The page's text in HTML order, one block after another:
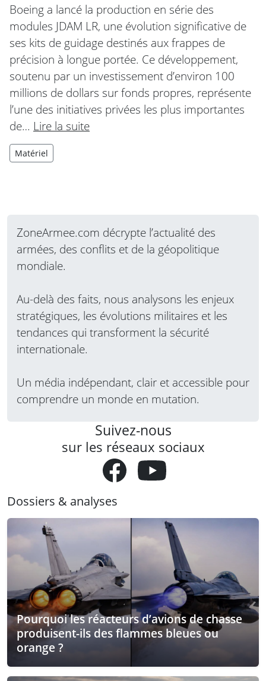
Boeing a lancé la production en série des
modules JDAM LR, une évolution significative de
ses kits de guidage destinés aux frappes de
précision à longue portée. Ce développement,
soutenu par un investissement d’environ 100
millions de dollars sur fonds propres, représente
l’une des initiatives privées les plus importantes
de… Lire la suite
Matériel
ZoneArmee.com décrypte l’actualité des
armées, des conflits et de la géopolitique
mondiale.
Au-delà des faits, nous analysons les enjeux
stratégiques, les évolutions militaires et les
tendances qui transforment la sécurité
internationale.
Un média indépendant, clair et accessible pour
comprendre un monde en mutation.
Suivez-nous
sur les réseaux sociaux
Dossiers & analyses
Pourquoi les réacteurs d’avions de chasse
produisent-ils des flammes bleues ou
orange ?